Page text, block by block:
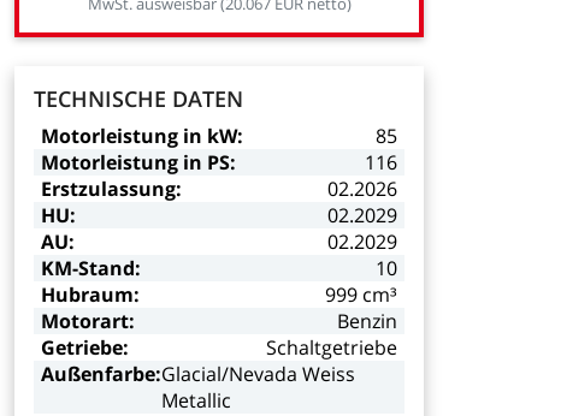
TECHNISCHE DATEN
Motorleistung in kW:
85
Motorleistung in PS:
116
Erstzulassung:
02.2026
HU:
02.2029
AU:
02.2029
KM-Stand:
10
Hubraum:
999 cm³
Motorart:
Benzin
Getriebe:
Schaltgetriebe
Außenfarbe:Glacial/Nevada Weiss
Metallic